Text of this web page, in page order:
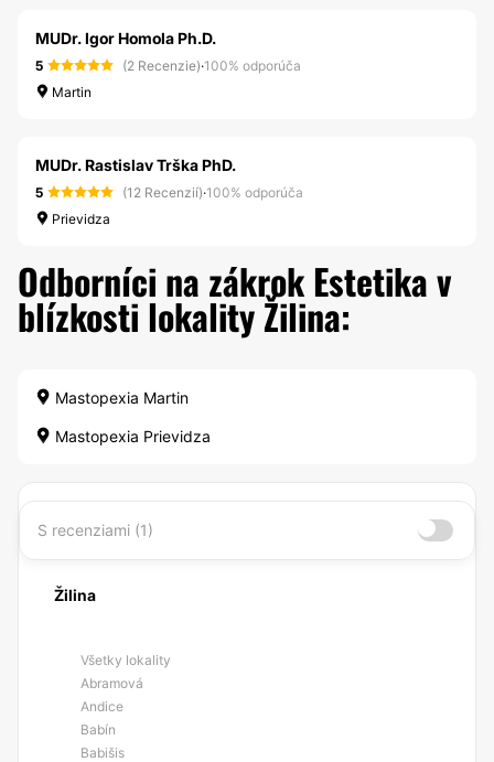
MUDr. Igor Homola Ph.D.
5 (2 Recenzie)·100% odporúča
Martin
MUDr. Rastislav Trška PhD.
5 (12 Recenzií)·100% odporúča
Prievidza
Odborníci na zákrok Estetika v
blízkosti lokality Žilina:
Mastopexia Martin
Mastopexia Prievidza
S recenziami (1)
Žilina
Všetky lokality
Abramová
Andice
Babín
Babišis